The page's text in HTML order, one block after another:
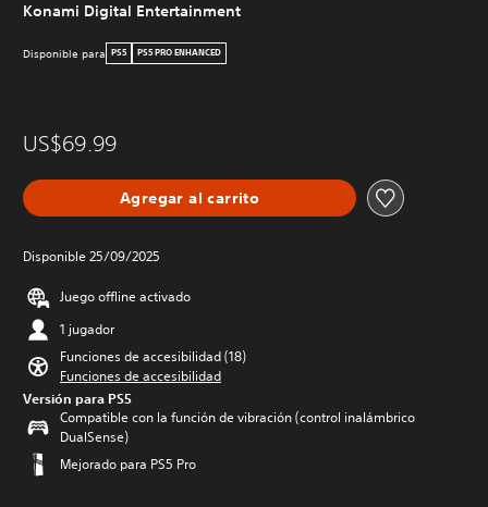
Konami Digital Entertainment
Disponible para PS5 PS5 PRO ENHANCED
US$69.99
Agregar al carrito
Disponible 25/09/2025
Juego offline activado
1 jugador
Funciones de accesibilidad (18)
Funciones de accesibilidad
Versión para PS5
Compatible con la función de vibración (control inalámbrico
DualSense)
Mejorado para PS5 Pro